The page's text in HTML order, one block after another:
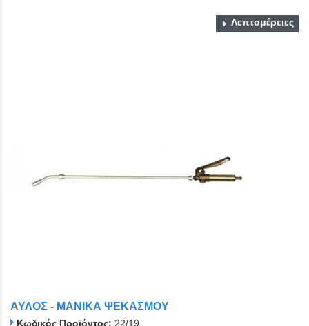
Λεπτομέρειες
ΑΥΛΟΣ - ΜΑΝΙΚΑ ΨΕΚΑΣΜΟΥ
Κωδικός Προϊόντος: 22/19